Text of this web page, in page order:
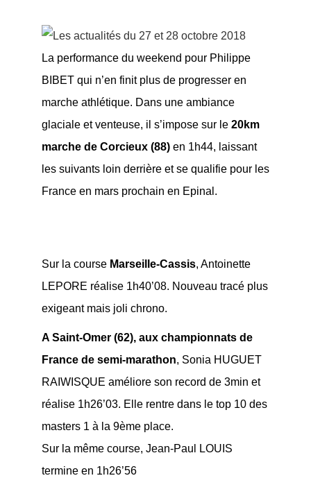
La performance du weekend pour Philippe
BIBET qui n’en finit plus de progresser en
marche athlétique. Dans une ambiance
glaciale et venteuse, il s’impose sur le 20km
marche de Corcieux (88) en 1h44, laissant
les suivants loin derrière et se qualifie pour les
France en mars prochain en Epinal.
Sur la course Marseille-Cassis, Antoinette
LEPORE réalise 1h40’08. Nouveau tracé plus
exigeant mais joli chrono.
A Saint-Omer (62), aux championnats de
France de semi-marathon, Sonia HUGUET
RAIWISQUE améliore son record de 3min et
réalise 1h26’03. Elle rentre dans le top 10 des
masters 1 à la 9ème place.
Sur la même course, Jean-Paul LOUIS
termine en 1h26’56